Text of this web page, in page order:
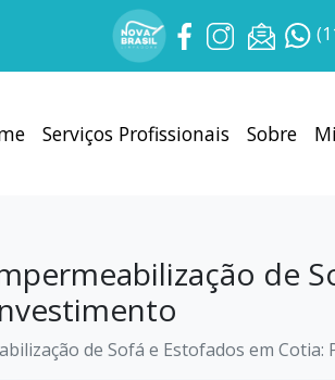
Serviços Profissionais Sobre
de
de Sofá e Estofados em Cotia: